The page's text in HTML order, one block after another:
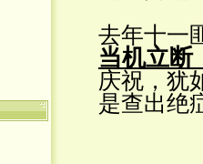
去年十一
当机立断
庆祝，犹
是查出绝